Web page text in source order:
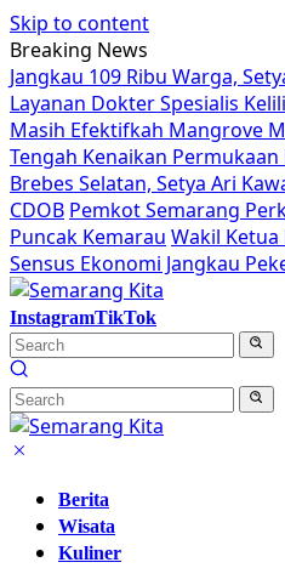
Skip to content
Breaking News
Jangkau 109 Ribu Warga,
Layanan Dokter Spesialis
Masih Efektifkah Mangrove
Tengah Kenaikan Permukaan
Brebes Selatan, Setya Ari
CDOB Pemkot Semarang
Puncak Kemarau Wakil Ketua
Sensus Ekonomi Jangkau
InstagramTikTok
Berita
Wisata
Kuliner